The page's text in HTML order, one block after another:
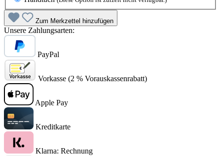
Zum Merkzettel hinzufügen
Unsere Zahlungsarten:
PayPal
Vorkasse (2 % Vorauskassenrabatt)
Apple Pay
Kreditkarte
Klarna: Rechnung